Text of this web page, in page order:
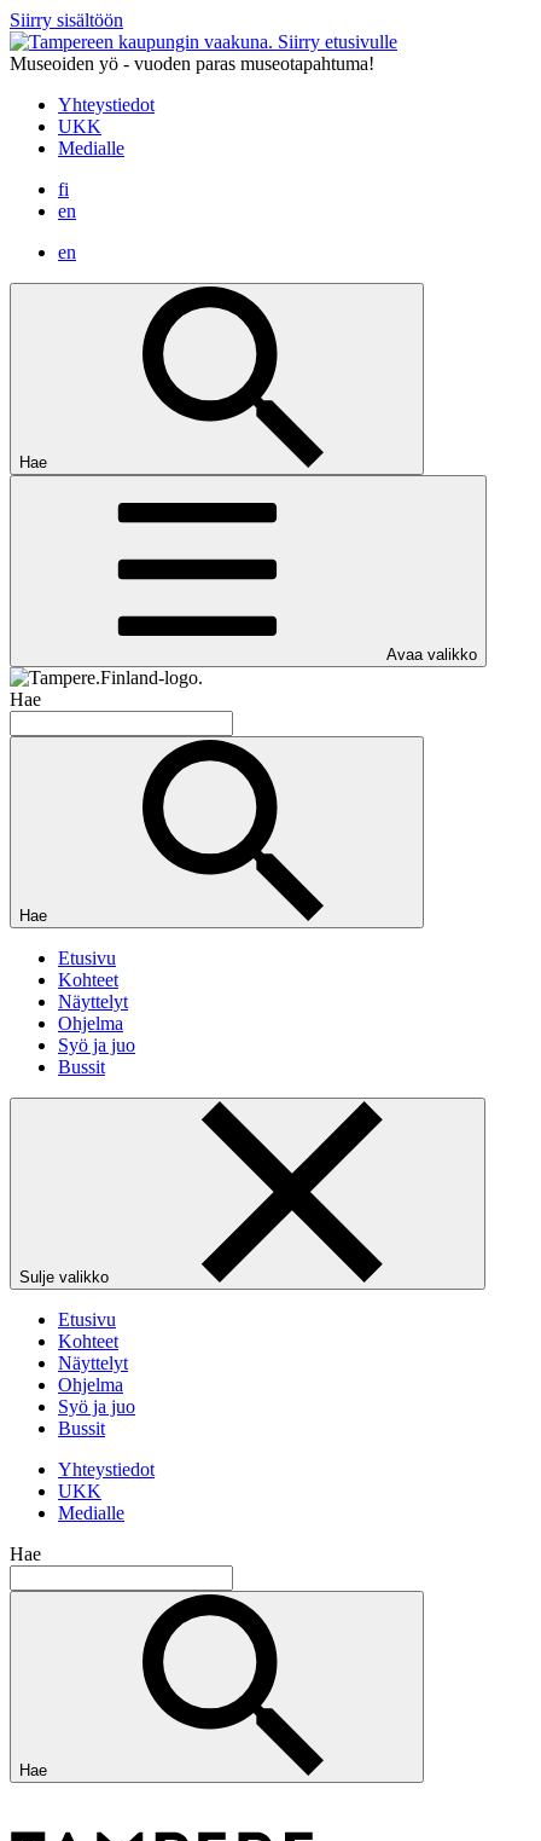
Siirry sisältöön
Siirry etusivulle
Museoiden yö - vuoden paras museotapahtuma!
Yhteystiedot
UKK
Medialle
fi
en
en
Hae
Avaa valikko
Hae
Hae
Etusivu
Kohteet
Näyttelyt
Ohjelma
Syö ja juo
Bussit
Sulje valikko
Etusivu
Kohteet
Näyttelyt
Ohjelma
Syö ja juo
Bussit
Yhteystiedot
UKK
Medialle
Hae
Hae